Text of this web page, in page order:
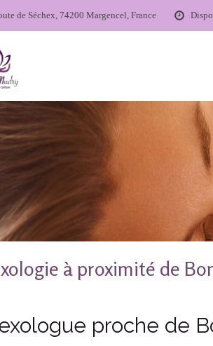
de Séchex, 74200 Margencel, France
à proximité de
proche de